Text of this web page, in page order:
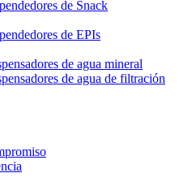
de Snack
de EPIs
de agua mineral
de agua de filtración